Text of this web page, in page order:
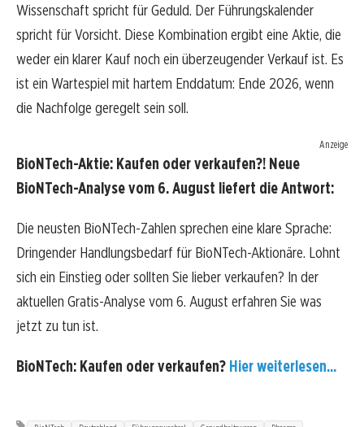
Wissenschaft spricht für Geduld. Der Führungskalender
spricht für Vorsicht. Diese Kombination ergibt eine Aktie, die
weder ein klarer Kauf noch ein überzeugender Verkauf ist. Es
ist ein Wartespiel mit hartem Enddatum: Ende 2026, wenn
die Nachfolge geregelt sein soll.
Anzeige
BioNTech-Aktie: Kaufen oder verkaufen?! Neue
BioNTech-Analyse vom 6. August liefert die Antwort:
Die neusten BioNTech-Zahlen sprechen eine klare Sprache:
Dringender Handlungsbedarf für BioNTech-Aktionäre. Lohnt
sich ein Einstieg oder sollten Sie lieber verkaufen? In der
aktuellen Gratis-Analyse vom 6. August erfahren Sie was
jetzt zu tun ist.
BioNTech: Kaufen oder verkaufen? Hier weiterlesen...